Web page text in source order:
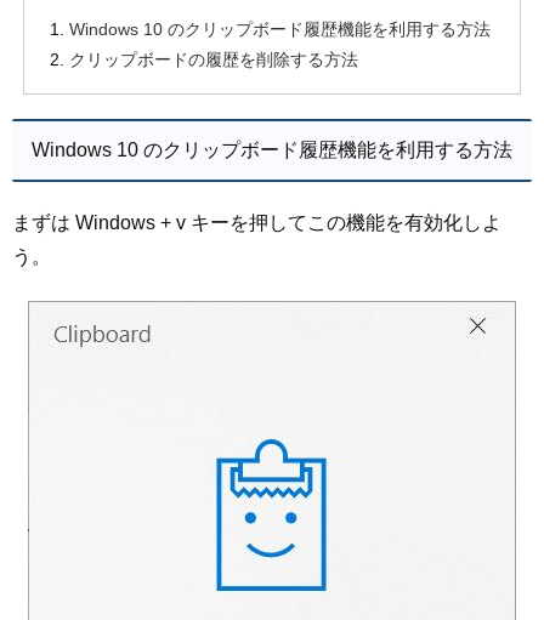
Windows 10 のクリップボード履歴機能を利用する方法
クリップボードの履歴を削除する方法
Windows 10 のクリップボード履歴機能を利用する方法
まずは Windows + v キーを押してこの機能を有効化しよ
う。